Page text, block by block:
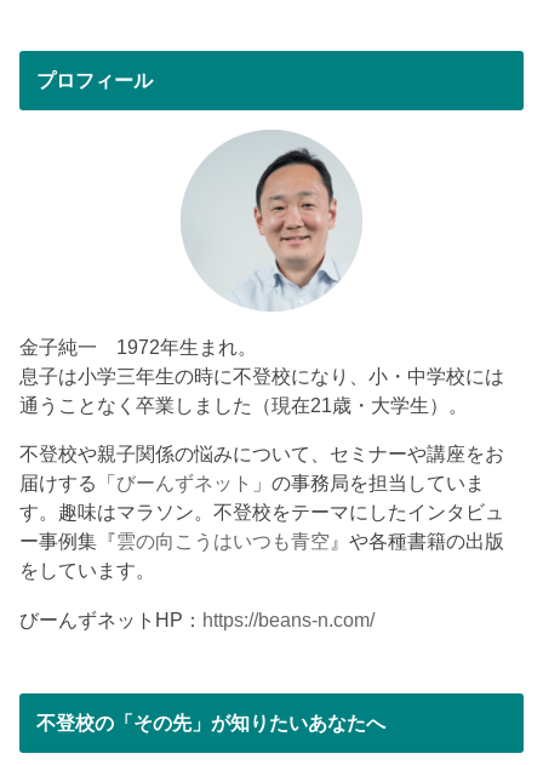
プロフィール
金子純一 1972年生まれ。
息子は小学三年生の時に不登校になり、小・中学校には
通うことなく卒業しました（現在21歳・大学生）。
不登校や親子関係の悩みについて、セミナーや講座をお
届けする「びーんずネット 」の事務局を担当していま
す。趣味はマラソン。不登校をテーマにしたインタビュ
ー事例集『雲の向こうはいつも青空 』や各種書籍の出版
をしています。
びーんずネットHP： https://beans-n.com/
不登校の「その先」が知りたいあなたへ